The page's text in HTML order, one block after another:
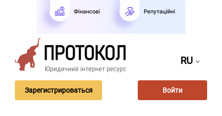
RU
Зарегистрироваться Войти